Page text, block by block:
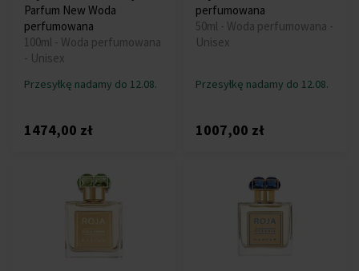
Parfum New Woda
perfumowana
100ml - Woda perfumowana
- Unisex
Przesyłkę nadamy do 12.08.
1474,00 zł
perfumowana
50ml - Woda perfumowana -
Unisex
Przesyłkę nadamy do 12.08.
1007,00 zł